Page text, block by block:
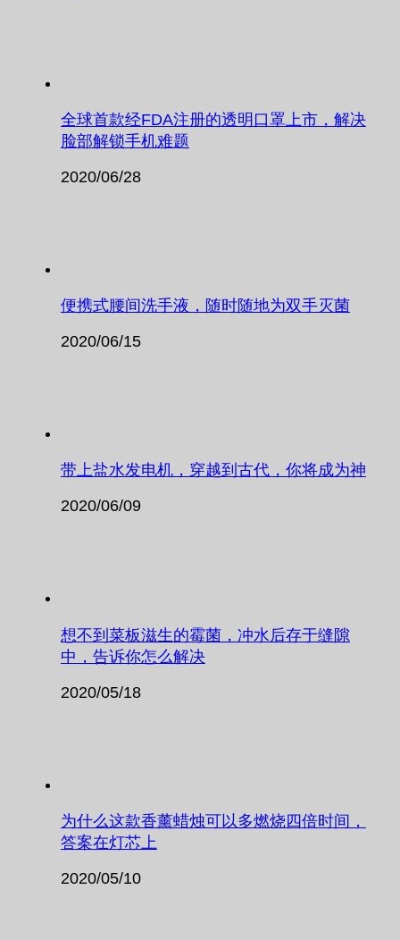
全球首款经FDA注册的透明口罩上市，解决
脸部解锁手机难题
2020/06/28
便携式腰间洗手液，随时随地为双手灭菌
2020/06/15
带上盐水发电机，穿越到古代，你将成为神
2020/06/09
想不到菜板滋生的霉菌，冲水后存于缝隙
中，告诉你怎么解决
2020/05/18
为什么这款香薰蜡烛可以多燃烧四倍时间，
答案在灯芯上
2020/05/10